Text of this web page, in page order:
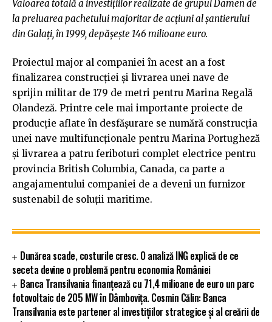
Valoarea totală a investiţiilor realizate de grupul Damen de
la preluarea pachetului majoritar de acţiuni al şantierului
din Galaţi, în 1999, depășește 146 milioane euro.
Proiectul major al companiei în acest an a fost
finalizarea construcției și livrarea unei nave de
sprijin militar de 179 de metri pentru Marina Regală
Olandeză. Printre cele mai importante proiecte de
producție aflate în desfășurare se numără construcția
unei nave multifuncționale pentru Marina Portugheză
și livrarea a patru feriboturi complet electrice pentru
provincia British Columbia, Canada, ca parte a
angajamentului companiei de a deveni un furnizor
sustenabil de soluții maritime.
Dunărea scade, costurile cresc. O analiză ING explică de ce
seceta devine o problemă pentru economia României
Banca Transilvania finanțează cu 71,4 milioane de euro un parc
fotovoltaic de 205 MW în Dâmbovița. Cosmin Călin: Banca
Transilvania este partener al investițiilor strategice și al creării de